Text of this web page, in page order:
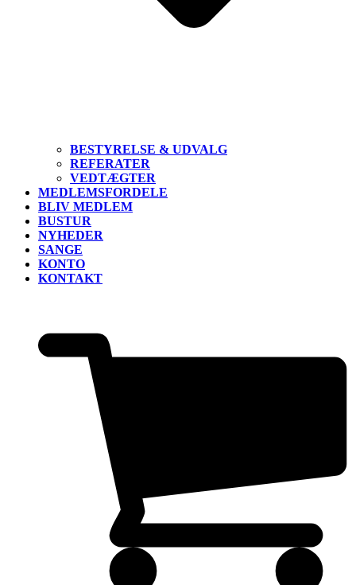
BESTYRELSE & UDVALG
REFERATER
VEDTÆGTER
MEDLEMSFORDELE
BLIV MEDLEM
BUSTUR
NYHEDER
SANGE
KONTO
KONTAKT